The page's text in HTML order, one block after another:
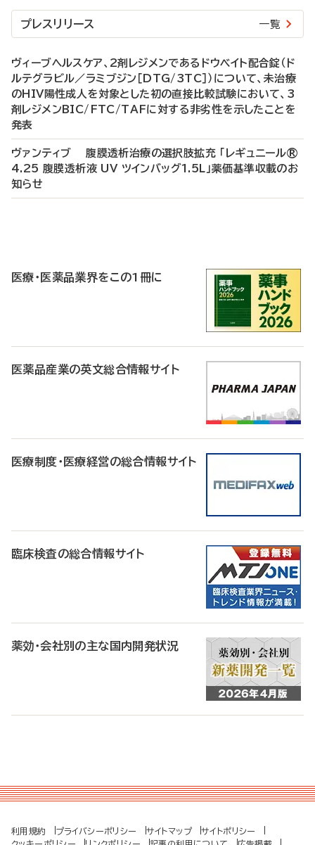
プレスリリース 一覧
ヴィーブヘルスケア、2剤レジメンであるドウベイト配合錠（ド
ルテグラビル／ラミブジン［DTG/3TC］）について、未治療
のHIV陽性成人を対象とした初の直接比較試験において、3
剤レジメンBIC/FTC/TAFに対する非劣性を示したことを
発表
ヴァンティブ 腹膜透析治療の選択肢拡充 「レギュニール®
4.25 腹膜透析液 UV ツインバッグ1.5L」薬価基準収載のお
知らせ
医療・医薬品業界をこの1冊に
医薬品産業の英文総合情報サイト
医療制度・医療経営の総合情報サイト
臨床検査の総合情報サイト
薬効・会社別の主な国内開発状況
利用規約 プライバシーポリシー サイトマップ
サイトポリシー